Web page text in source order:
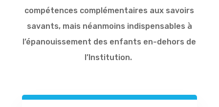
compétences complémentaires aux savoirs
savants, mais néanmoins indispensables à
l’épanouissement des enfants en-dehors de
l’Institution.